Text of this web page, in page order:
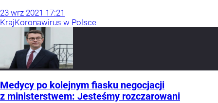
23 wrz 2021 17:21
KrajKoronawirus w Polsce
Medycy po kolejnym fiasku negocjacji
z ministerstwem: Jesteśmy rozczarowani